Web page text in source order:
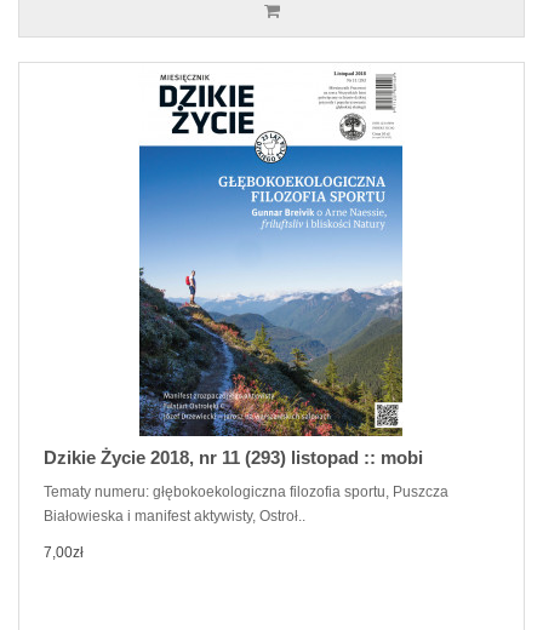
Dzikie Życie 2018, nr 11 (293) listopad :: mobi
Tematy numeru: głębokoekologiczna filozofia sportu, Puszcza
Białowieska i manifest aktywisty, Ostroł..
7,00zł